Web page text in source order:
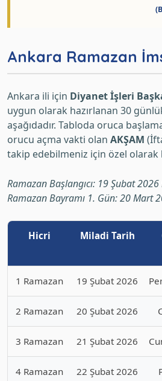
Ankara Ramazan
Ankara ili için Diyanet İşleri
uygun olarak hazırlanan 30
aşağıdadır. Tabloda oruca
orucu açma vakti olan AKŞAM
takip edebilmeniz için özel
Ramazan Başlangıcı: 19 Şubat
Ramazan Bayramı 1. Gün: 20 Mart
Hicri Miladi Tarih
1 Ramazan 19 Şubat 2026
2 Ramazan 20 Şubat 2026
3 Ramazan 21 Şubat 2026
4 Ramazan 22 Şubat 2026